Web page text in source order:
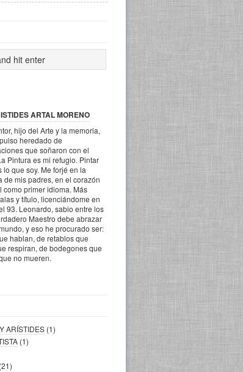
ARTAL MORENO
hijo del Arte y la memoria,
heredado de
que soñaron con el
Pintura es mi refugio. Pintar
que soy. Me forjé en la
de mis padres, en el corazón
como primer idioma. Más
y título, licenciándome en
93. Leonardo, sabio entre los
Maestro debe abrazar
y eso he procurado ser:
hablan, de retablos que
respiran, de bodegones que
no mueren.
ARÍSTIDES (1)
(1)
(21)